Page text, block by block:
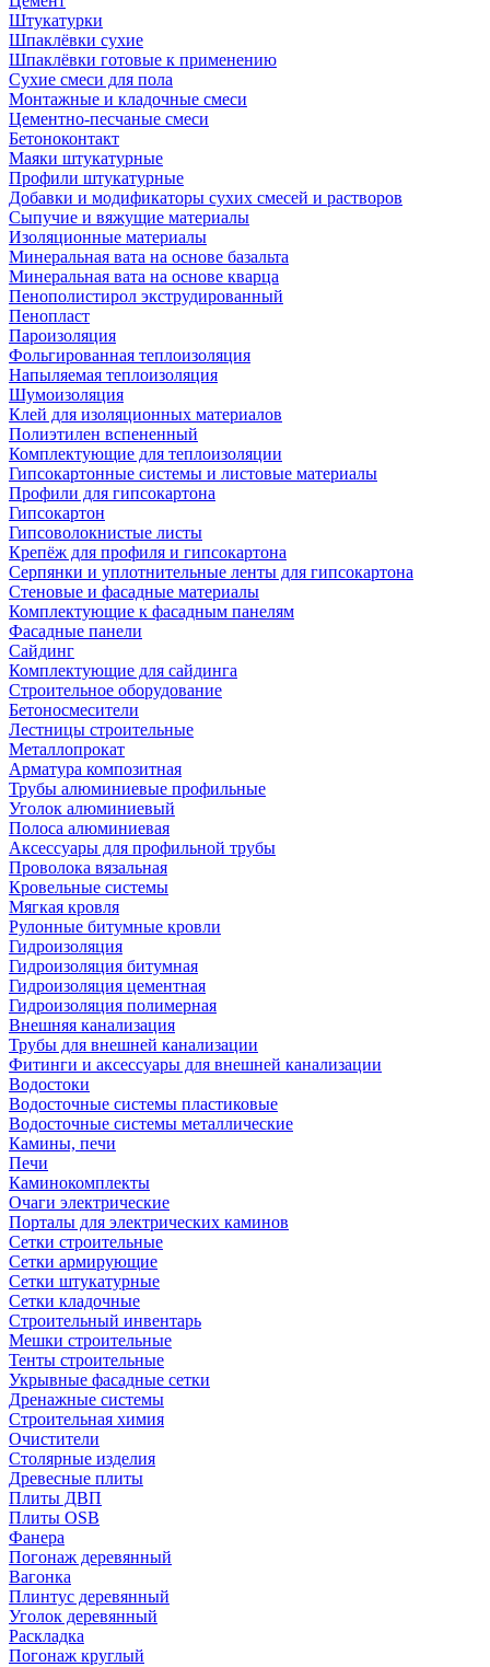
Штукатурки
Шпаклёвки сухие
Шпаклёвки готовые к применению
Сухие смеси для пола
Монтажные и кладочные смеси
Цементно-песчаные смеси
Бетоноконтакт
Маяки штукатурные
Профили штукатурные
Добавки и модификаторы сухих смесей и растворов
Сыпучие и вяжущие материалы
Изоляционные материалы
Минеральная вата на основе базальта
Минеральная вата на основе кварца
Пенополистирол экструдированный
Пенопласт
Пароизоляция
Фольгированная теплоизоляция
Напыляемая теплоизоляция
Шумоизоляция
Клей для изоляционных материалов
Полиэтилен вспененный
Комплектующие для теплоизоляции
Гипсокартонные системы и листовые материалы
Профили для гипсокартона
Гипсокартон
Гипсоволокнистые листы
Крепёж для профиля и гипсокартона
Серпянки и уплотнительные ленты для гипсокартона
Стеновые и фасадные материалы
Комплектующие к фасадным панелям
Фасадные панели
Сайдинг
Комплектующие для сайдинга
Строительное оборудование
Бетоносмесители
Лестницы строительные
Металлопрокат
Арматура композитная
Трубы алюминиевые профильные
Уголок алюминиевый
Полоса алюминиевая
Аксессуары для профильной трубы
Проволока вязальная
Кровельные системы
Мягкая кровля
Рулонные битумные кровли
Гидроизоляция
Гидроизоляция битумная
Гидроизоляция цементная
Гидроизоляция полимерная
Внешняя канализация
Трубы для внешней канализации
Фитинги и аксессуары для внешней канализации
Водостоки
Водосточные системы пластиковые
Водосточные системы металлические
Камины, печи
Печи
Каминокомплекты
Очаги электрические
Порталы для электрических каминов
Сетки строительные
Сетки армирующие
Сетки штукатурные
Сетки кладочные
Строительный инвентарь
Мешки строительные
Тенты строительные
Укрывные фасадные сетки
Дренажные системы
Строительная химия
Очистители
Столярные изделия
Древесные плиты
Плиты ДВП
Плиты OSB
Фанера
Погонаж деревянный
Вагонка
Плинтус деревянный
Уголок деревянный
Раскладка
Погонаж круглый